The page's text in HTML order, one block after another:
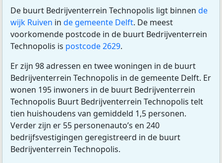
De buurt Bedrijventerrein Technopolis ligt binnen de
wijk Ruiven in de gemeente Delft. De meest
voorkomende postcode in de buurt Bedrijventerrein
Technopolis is postcode 2629.
Er zijn 98 adressen en twee woningen in de buurt
Bedrijventerrein Technopolis in de gemeente Delft. Er
wonen 195 inwoners in de buurt Bedrijventerrein
Technopolis Buurt Bedrijventerrein Technopolis telt
tien huishoudens van gemiddeld 1,5 personen.
Verder zijn er 55 personenauto’s en 240
bedrijfsvestigingen geregistreerd in de buurt
Bedrijventerrein Technopolis.